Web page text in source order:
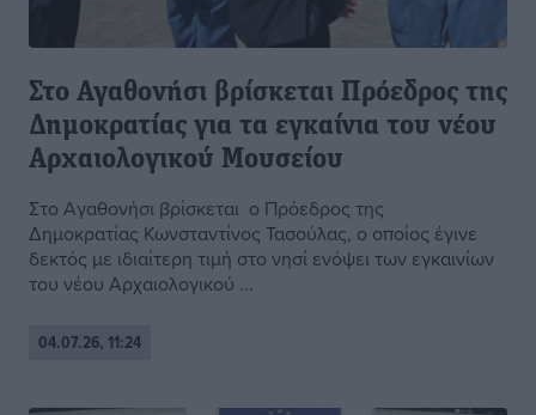
Στο Αγαθονήσι βρίσκεται Πρόεδρος της
Δημοκρατίας για τα εγκαίνια του νέου
Αρχαιολογικού Μουσείου
Στο Αγαθονήσι βρίσκεται ο Πρόεδρος της
Δημοκρατίας Κωνσταντίνος Τασούλας, ο οποίος έγινε
δεκτός με ιδιαίτερη τιμή στο νησί ενόψει των εγκαινίων
του νέου Αρχαιολογικού ...
04.07.26, 11:24